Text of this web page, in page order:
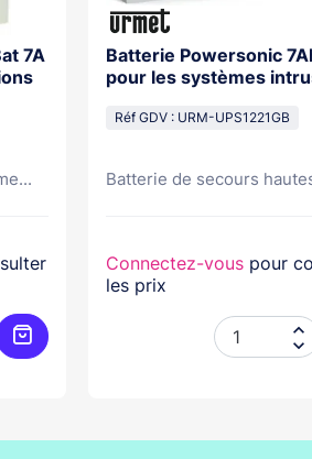
Ajouter au panier
Batterie Powersonic 7Ah 12V
pour les systèmes
Réf GDV : URM-UPS1221GB
Batterie de secours
Connectez-vous pour
les prix

